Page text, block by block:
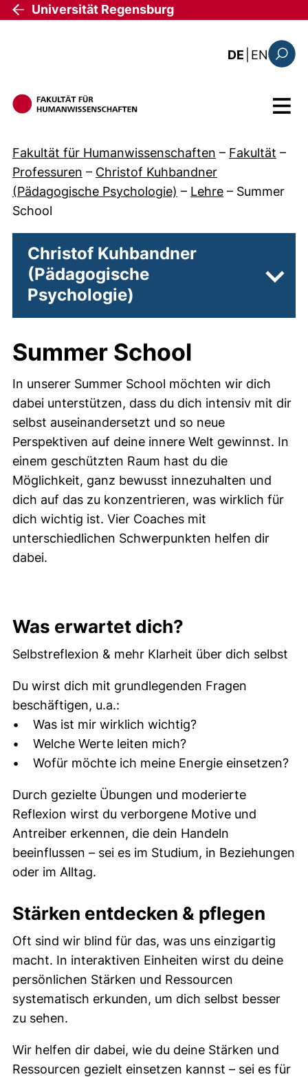
Direkt zum Inhalt
Universität Regensburg
DE EN: the
Menü
Fakultät für Humanwissenschaften – Fakultät –
Professuren – Christof Kuhbandner
(Pädagogische Psychologie) – Lehre – Summer
School
Christof Kuhbandner
(Pädagogische
Psychologie)
Summer School
In unserer Summer School möchten wir dich
dabei unterstützen, dass du dich intensiv mit dir
selbst auseinandersetzt und so neue
Perspektiven auf deine innere Welt gewinnst. In
einem geschützten Raum hast du die
Möglichkeit, ganz bewusst innezuhalten und
dich auf das zu konzentrieren, was wirklich für
dich wichtig ist. Vier Coaches mit
unterschiedlichen Schwerpunkten helfen dir
dabei.
Was erwartet dich?
Selbstreflexion & mehr Klarheit über dich selbst
Du wirst dich mit grundlegenden Fragen
beschäftigen, u.a.:
• Was ist mir wirklich wichtig?
• Welche Werte leiten mich?
• Wofür möchte ich meine Energie einsetzen?
Durch gezielte Übungen und moderierte
Reflexion wirst du verborgene Motive und
Antreiber erkennen, die dein Handeln
beeinflussen – sei es im Studium, in Beziehungen
oder im Alltag.
Stärken entdecken & pflegen
Oft sind wir blind für das, was uns einzigartig
macht. In interaktiven Einheiten wirst du deine
persönlichen Stärken und Ressourcen
systematisch erkunden, um dich selbst besser
zu sehen.
Wir helfen dir dabei, wie du deine Stärken und
Ressourcen gezielt einsetzen kannst – sei es für